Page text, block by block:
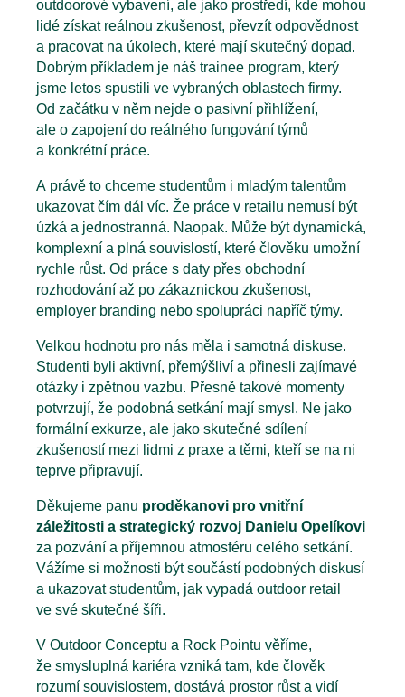
outdoorové vybavení, ale jako prostředí, kde mohou
lidé získat reálnou zkušenost, převzít odpovědnost
a pracovat na úkolech, které mají skutečný dopad.
Dobrým příkladem je náš trainee program, který
jsme letos spustili ve vybraných oblastech firmy.
Od začátku v něm nejde o pasivní přihlížení,
ale o zapojení do reálného fungování týmů
a konkrétní práce.
A právě to chceme studentům i mladým talentům
ukazovat čím dál víc. Že práce v retailu nemusí být
úzká a jednostranná. Naopak. Může být dynamická,
komplexní a plná souvislostí, které člověku umožní
rychle růst. Od práce s daty přes obchodní
rozhodování až po zákaznickou zkušenost,
employer branding nebo spolupráci napříč týmy.
Velkou hodnotu pro nás měla i samotná diskuse.
Studenti byli aktivní, přemýšliví a přinesli zajímavé
otázky i zpětnou vazbu. Přesně takové momenty
potvrzují, že podobná setkání mají smysl. Ne jako
formální exkurze, ale jako skutečné sdílení
zkušeností mezi lidmi z praxe a těmi, kteří se na ni
teprve připravují.
Děkujeme panu proděkanovi pro vnitřní
záležitosti a strategický rozvoj Danielu Opelíkovi
za pozvání a příjemnou atmosféru celého setkání.
Vážíme si možnosti být součástí podobných diskusí
a ukazovat studentům, jak vypadá outdoor retail
ve své skutečné šíři.
V Outdoor Conceptu a Rock Pointu věříme,
že smysluplná kariéra vzniká tam, kde člověk
rozumí souvislostem, dostává prostor růst a vidí